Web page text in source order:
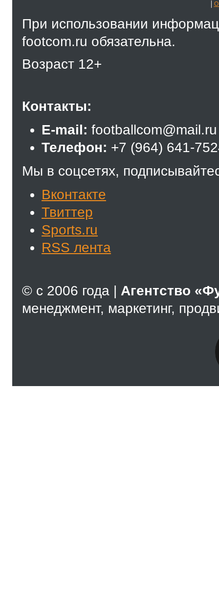
О
При использовании
footcom.ru обязательна.
Возраст 12+
Контакты:
E-mail: footballcom@mail.ru
Телефон: +7 (964) 641-
Мы в соцсетях,
Вконтакте
Твиттер
Sports.ru
RSS лента
© с 2006 года | Агентство
менеджмент, маркетинг,